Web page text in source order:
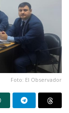
Foto: El Observador